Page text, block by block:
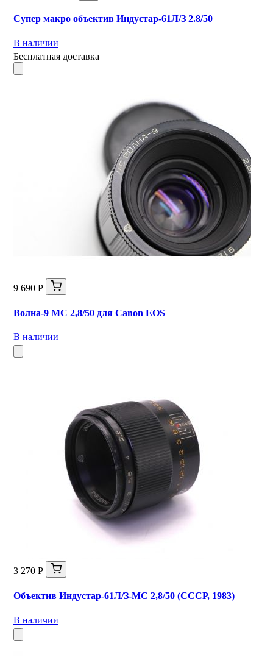
Супер макро объектив Индустар-61Л/З 2.8/50
В наличии
Бесплатная доставка
9 690 Р
Волна-9 МС 2,8/50 для Canon EOS
В наличии
3 270 Р
Объектив Индустар-61Л/З-МС 2,8/50 (СССР, 1983)
В наличии